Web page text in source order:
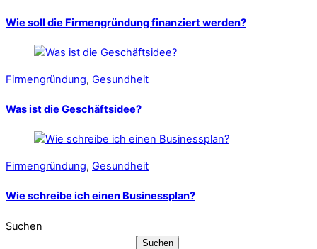
Wie soll die Firmengründung finanziert werden?
Firmengründung, Gesundheit
Was ist die Geschäftsidee?
Firmengründung, Gesundheit
Wie schreibe ich einen Businessplan?
Suchen
Suchen